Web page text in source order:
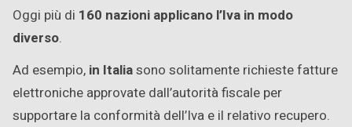
Oggi più di 160 nazioni applicano l’Iva in modo
diverso.
Ad esempio, in Italiasono solitamente richieste fatture
elettroniche approvate dall’autorità fiscale per
supportare la conformità dell’Iva e il relativo recupero.